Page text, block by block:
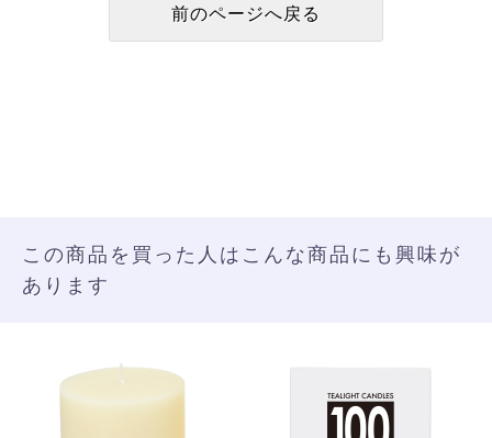
この商品を買った人はこんな商品にも興味が
あります